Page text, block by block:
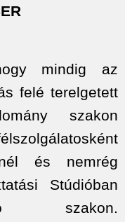
mindig az
felé terelgetett
szakon
és nemrég
Stúdióban
szakon.